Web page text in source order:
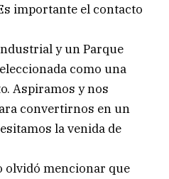
importante el contacto
y un Parque
como una
Aspiramos y nos
convertirnos en un
la venida de
olvidó mencionar que